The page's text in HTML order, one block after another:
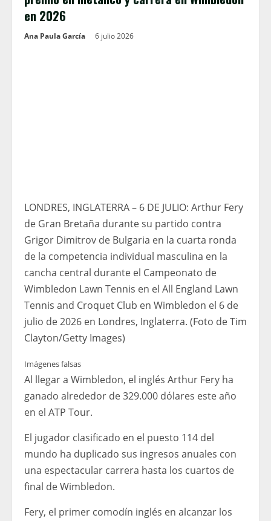
en 2026
Ana Paula García 6 julio 2026
LONDRES, INGLATERRA – 6 DE JULIO: Arthur Fery
de Gran Bretaña durante su partido contra
Grigor Dimitrov de Bulgaria en la cuarta ronda
de la competencia individual masculina en la
cancha central durante el Campeonato de
Wimbledon Lawn Tennis en el All England Lawn
Tennis and Croquet Club en Wimbledon el 6 de
julio de 2026 en Londres, Inglaterra. (Foto de Tim
Clayton/Getty Images)
Imágenes falsas
Al llegar a Wimbledon, el inglés Arthur Fery ha
ganado alrededor de 329.000 dólares este año
en el ATP Tour.
El jugador clasificado en el puesto 114 del
mundo ha duplicado sus ingresos anuales con
una espectacular carrera hasta los cuartos de
final de Wimbledon.
Fery, el primer comodín inglés en alcanzar los